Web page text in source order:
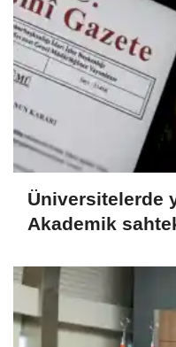
Üniversitelerde
Akademik